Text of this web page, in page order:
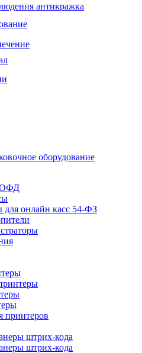
антикражка
оборудование
ОФД
онлайн касс 54-ФЗ
принтеров
штрих-кода
штрих-кода